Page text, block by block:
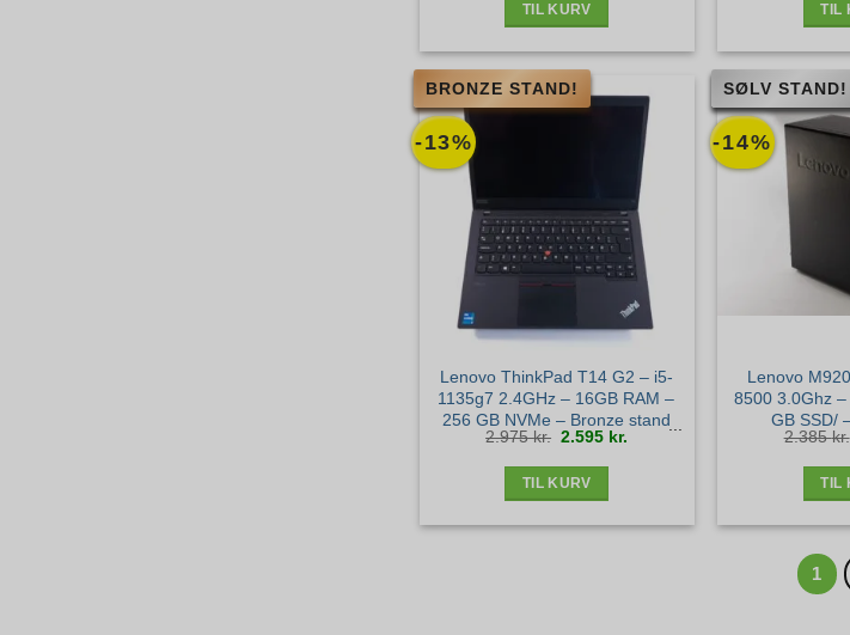
TIL KURV TIL
-13%
BRONZE STAND!
Lenovo ThinkPad T14 G2 – i5-
1135g7 2.4GHz – 16GB RAM –
256 GB NVMe – Bronze stand
2.975kr. Den
oprindelige
pris
2.595 kr.
TIL KURV
-14%
SØLV STAND!
Lenovo
8500 3.0Ghz
GB SSD/
2.385kr.
TIL
1